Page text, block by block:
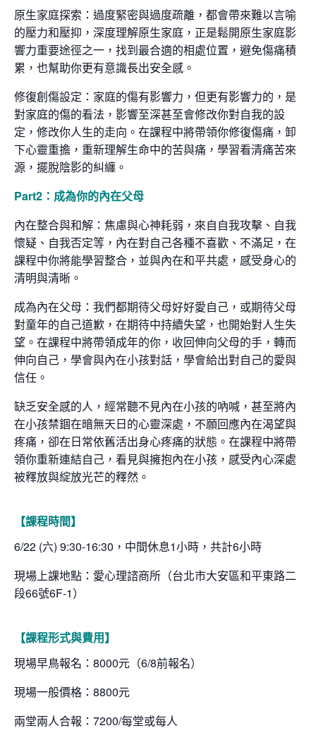
原生家庭探索：過度緊密與過度疏離，都會帶來難以言喻
的壓力和壓抑，深度理解原生家庭，正是鬆開原生家庭影
響力重要途徑之一，找到最合適的相處位置，避免傷痛積
累，也幫助你更有意識長出安全感。
修復創傷設定：家庭的傷有影響力，但更有影響力的，是
對家庭的傷的看法，影響至深甚至會修改你對自我的設
定，修改你人生的走向。在課程中將帶領你修復傷痛，卸
下心靈重擔，重新理解生命中的苦與痛，學習看清痛苦來
源，擺脫陰影的糾纏。
Part2：成為你的內在父母
內在整合與和解：焦慮與心神耗弱，來自自我攻擊、自我
懷疑、自我否定等，內在對自己各種不喜歡、不滿足，在
課程中你將能學習整合，並與內在和平共處，感受身心的
清明與清晰。
成為內在父母：我們都期待父母好好愛自己，或期待父母
對童年的自己道歉，在期待中持續失望，也開始對人生失
望。在課程中將帶領成年的你，收回伸向父母的手，轉而
伸向自己，學會與內在小孩對話，學會給出對自己的愛與
信任。
缺乏安全感的人，經常聽不見內在小孩的吶喊，甚至將內
在小孩禁錮在暗無天日的心靈深處，不願回應內在渴望與
疼痛，卻在日常依舊活出身心疼痛的狀態。在課程中將帶
領你重新連結自己，看見與擁抱內在小孩，感受內心深處
被釋放與綻放光芒的釋然。
【課程時間】
6/22 (六) 9:30-16:30，中間休息1小時，共計6小時
現場上課地點：愛心理諮商所（台北市大安區和平東路二
段66號6F-1）
【課程形式與費用】
現場早鳥報名：8000元（6/8前報名）
現場一般價格：8800元
兩堂兩人合報：7200/每堂或每人